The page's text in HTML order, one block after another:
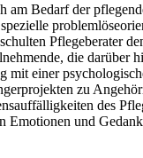
Bedarf der
Pflegeberater
die darüber
mit einer
zu
des
und